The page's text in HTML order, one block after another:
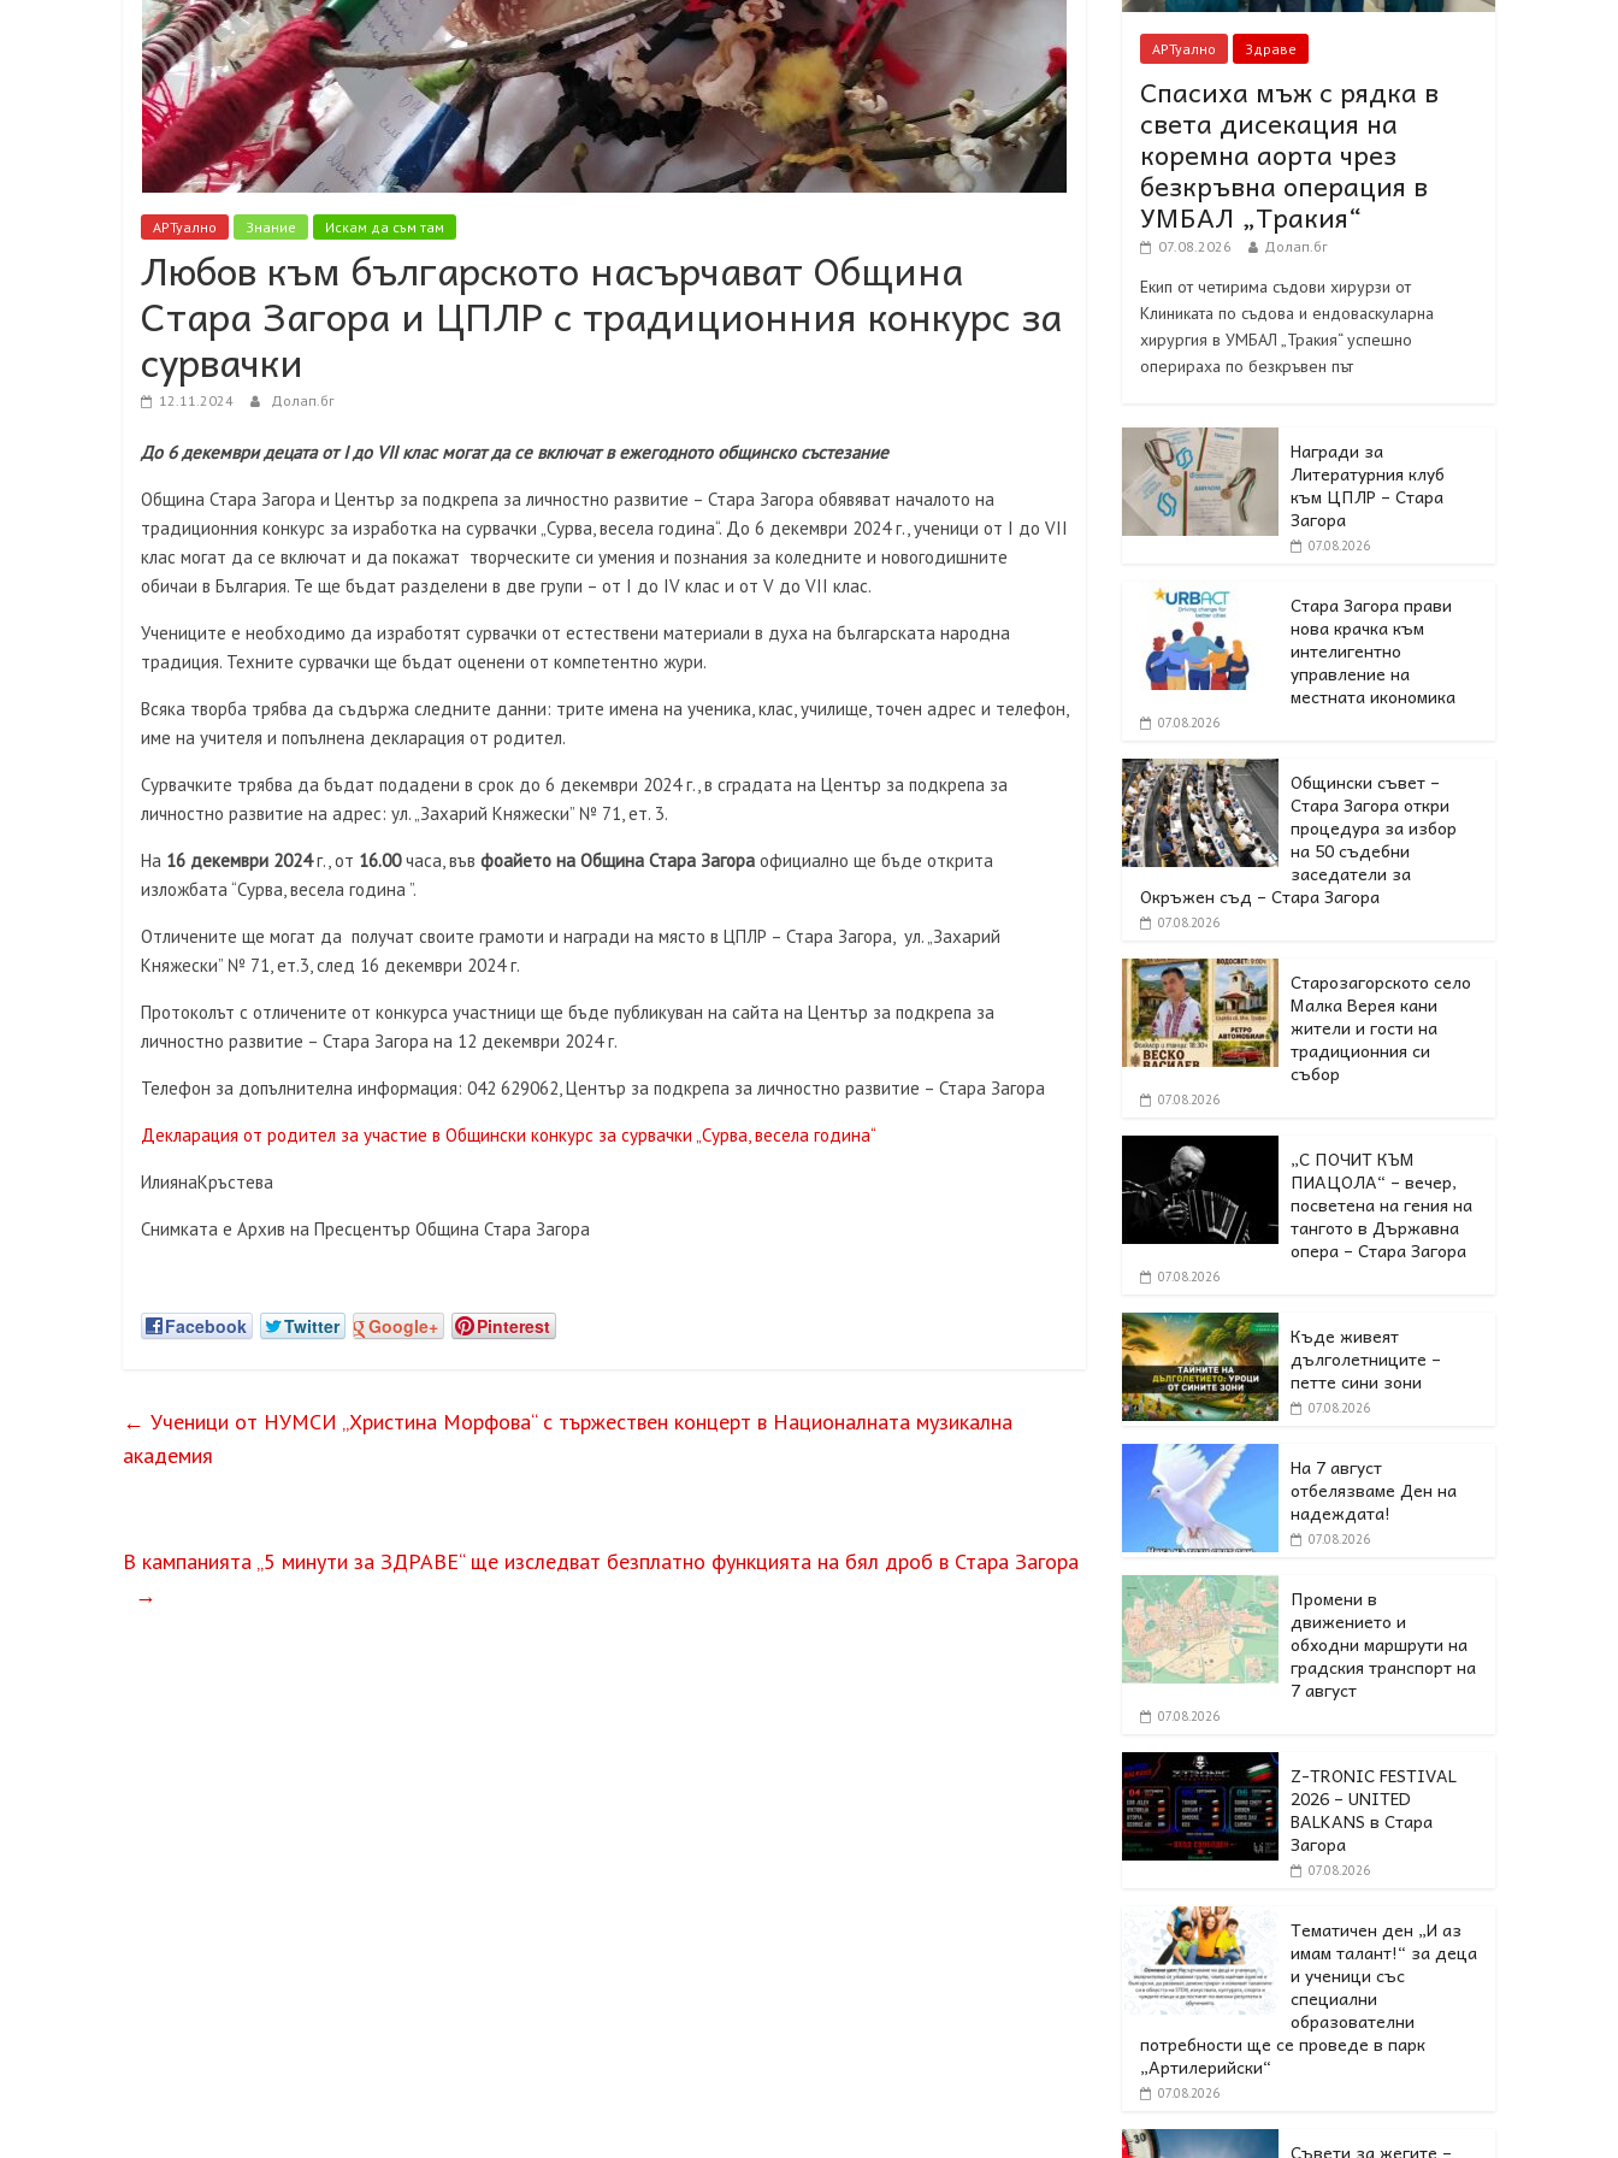
АРТуално Знание Искам да съм там
Любов към българското насърчават Община
Стара Загора и ЦПЛР с традиционния конкурс за
сурвачки
12.11.2024 Долап.бг
До 6 декември децата от I до VII клас могат да се включат в ежегодното общинско състезание
Община Стара Загора и Център за подкрепа за личностно развитие – Стара Загора обявяват началото на
традиционния конкурс за изработка на сурвачки „Сурва, весела година“. До 6 декември 2024 г., ученици от I до VII
клас могат да се включат и да покажат творческите си умения и познания за коледните и новогодишните
обичаи в България. Те ще бъдат разделени в две групи – от І до ІV клас и от V до VІІ клас.
Учениците е необходимо да изработят сурвачки от естествени материали в духа на българската народна
традиция. Техните сурвачки ще бъдат оценени от компетентно жури.
Всяка творба трябва да съдържа следните данни: трите имена на ученика, клас, училище, точен адрес и телефон,
име на учителя и попълнена декларация от родител.
Сурвачките трябва да бъдат подадени в срок до 6 декември 2024 г., в сградата на Център за подкрепа за
личностно развитие на адрес: ул. „Захарий Княжески” № 71, ет. 3.
На 16 декември 2024г., от 16.00часа, във фоайето на Община Стара Загора официално ще бъде открита
изложбата “Сурва, весела година ”.
Отличените ще могат да получат своите грамоти и награди на място в ЦПЛР – Стара Загора, ул. „Захарий
Княжески” № 71, ет.3, след 16 декември 2024 г.
Протоколът с отличените от конкурса участници ще бъде публикуван на сайта на Център за подкрепа за
личностно развитие – Стара Загора на 12 декември 2024 г.
Телефон за допълнителна информация: 042 629062, Център за подкрепа за личностно развитие – Стара Загора
Декларация от родител за участие в Общински конкурс за сурвачки „Сурва, весела година“
ИлиянаКръстева
Снимката е Архив на Пресцентър Община Стара Загора
Facebook Twitter Google+ Pinterest
← Ученици от НУМСИ „Христина Морфова“ с тържествен концерт в Националната музикална
академия
В кампанията „5 минути за ЗДРАВЕ“ ще изследват безплатно функцията на бял дроб в Стара Загора
→
АРТуално Здраве
Спасиха мъж с рядка в
света дисекация на
коремна аорта чрез
безкръвна операция в
УМБАЛ „Тракия“
07.08.2026 Долап.бг
Екип от четирима съдови хирурзи от
Клиниката по съдова и ендоваскуларна
хирургия в УМБАЛ „Тракия“ успешно
оперираха по безкръвен път
Награди за
Литературния клуб
към ЦПЛР – Стара
Загора
07.08.2026
Стара Загора прави
нова крачка към
интелигентно
управление на
местната икономика
07.08.2026
Общински съвет –
Стара Загора откри
процедура за избор
на 50 съдебни
заседатели за
Окръжен съд – Стара Загора
07.08.2026
Старозагорското село
Малка Верея кани
жители и гости на
традиционния си
събор
07.08.2026
„С ПОЧИТ КЪМ
ПИАЦОЛА“ – вечер,
посветена на гения на
тангото в Държавна
опера – Стара Загора
07.08.2026
Къде живеят
дълголетниците –
петте сини зони
07.08.2026
На 7 август
отбелязваме Ден на
надеждата!
07.08.2026
Промени в
движението и
обходни маршрути на
градския транспорт на
7 август
07.08.2026
Z-TRONIC FESTIVAL
2026 – UNITED
BALKANS в Стара
Загора
07.08.2026
Тематичен ден „И аз
имам талант!“ за деца
и ученици със
специални
образователни
потребности ще се проведе в парк
„Артилерийски“
07.08.2026
Съвети за жегите –